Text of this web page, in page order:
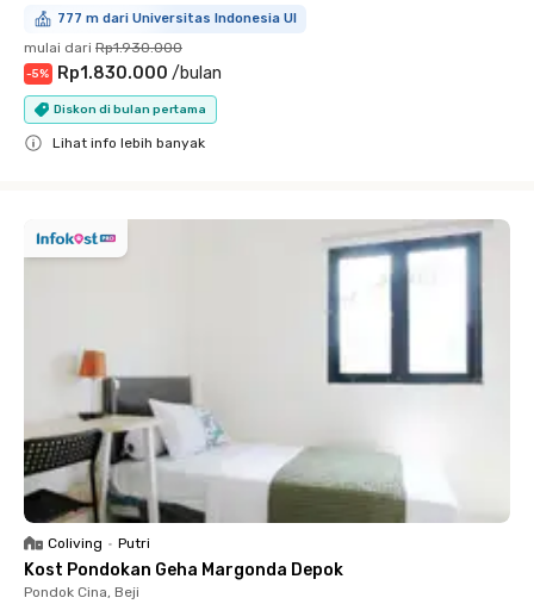
777 m dari Universitas Indonesia UI
mulai dari Rp1.930.000
-5% Rp1.830.000 /bulan
Diskon di bulan pertama
Lihat info lebih banyak
Coliving • Putri
Kost Pondokan Geha Margonda Depok
Pondok Cina, Beji